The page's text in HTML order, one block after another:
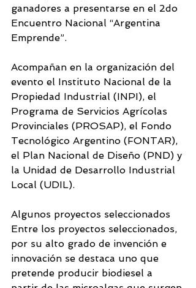
ganadores a presentarse en el 2do
Encuentro Nacional “Argentina
Emprende”.
Acompañan en la organización del
evento el Instituto Nacional de la
Propiedad Industrial (INPI), el
Programa de Servicios Agrícolas
Provinciales (PROSAP), el Fondo
Tecnológico Argentino (FONTAR),
el Plan Nacional de Diseño (PND) y
la Unidad de Desarrollo Industrial
Local (UDIL).
Algunos proyectos seleccionados
Entre los proyectos seleccionados,
por su alto grado de invención e
innovación se destaca uno que
pretende producir biodiesel a